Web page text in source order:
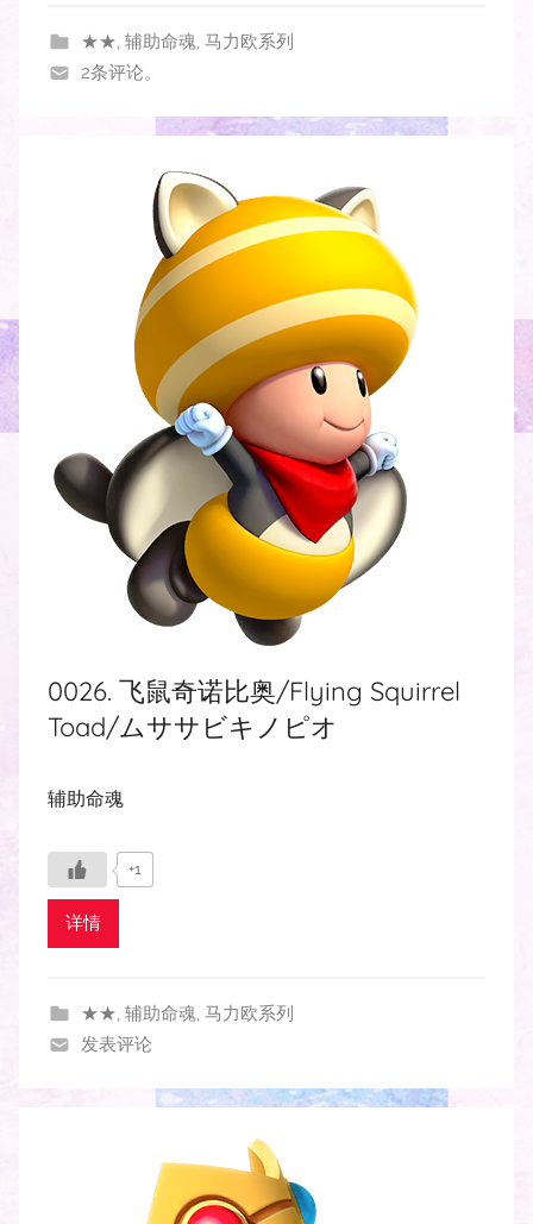
★★ 辅助命魂, 马力欧系列
2条评论。
0026. 飞鼠奇诺比奥/Flying Squirrel
Toad/ムササビキノピオ
辅助命魂
+1
详情
★★ 辅助命魂, 马力欧系列
发表评论